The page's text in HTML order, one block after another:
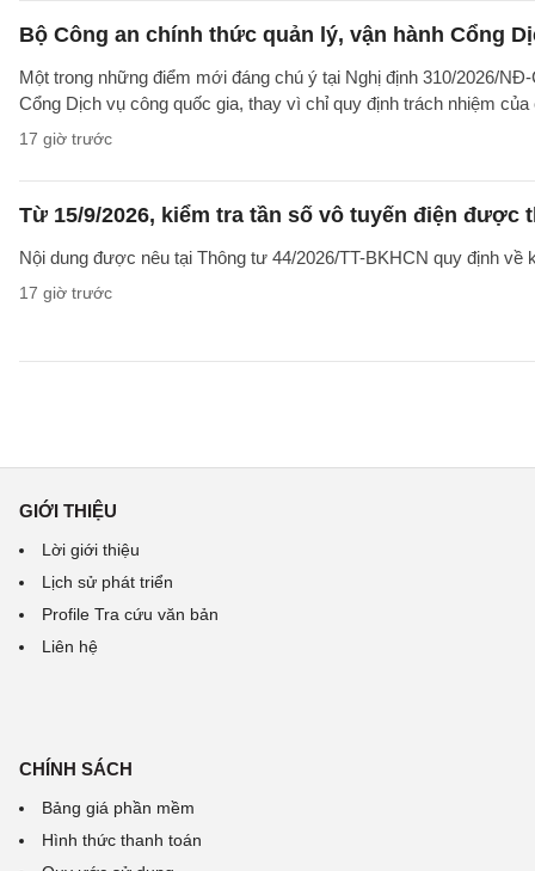
Bộ Công an chính thức quản lý, vận hành Cổng
Một trong những điểm mới đáng chú ý tại Nghị định 310/2026/
Cổng Dịch vụ công quốc gia, thay vì chỉ quy định trách nhiệm
17 giờ trước
Từ 15/9/2026, kiểm tra tần số vô tuyến điện được
Nội dung được nêu tại Thông tư 44/2026/TT-BKHCN quy định
17 giờ trước
GIỚI THIỆU
Lời giới thiệu
Lịch sử phát triển
Profile Tra cứu văn bản
Liên hệ
CHÍNH SÁCH
Bảng giá phần mềm
Hình thức thanh toán